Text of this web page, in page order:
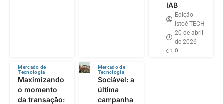
IAB
Edição -
Istoé TECH
20 de abril
de 2026
0
Mercado de
Tecnologia
Maximizando
o momento
da transação:
Mercado de
Tecnologia
Sociável: a
última
campanha